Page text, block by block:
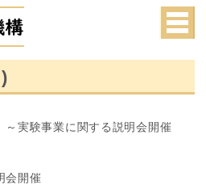
実験事業に関する説明会開催
会開催